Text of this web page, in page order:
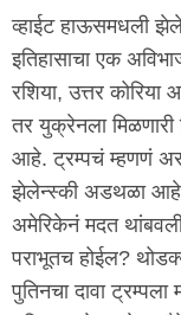
व्हाईट हाऊसमधली
इतिहासाचा एक
रशिया, उत्तर
तर युक्रेनला मिळणारी
आहे. ट्रम्पचं म्हणणं असं
झेलेन्स्की अडथळा आहे.
अमेरिकेनं मदत
पराभूतच होईल?
पुतिनचा दावा